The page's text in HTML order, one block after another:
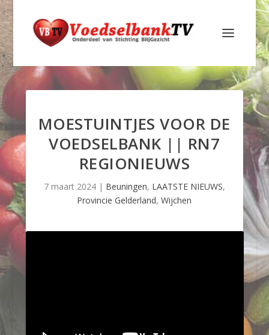
MOESTUINTJES VOOR DE
VOEDSELBANK || RN7
REGIONIEUWS
7 maart 2024| Beuningen, LAATSTE NIEUWS,
Provincie Gelderland,Wijchen